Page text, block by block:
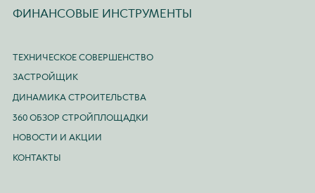
ФИНАНСОВЫЕ ИНСТРУМЕНТЫ
ТЕХНИЧЕСКОЕ СОВЕРШЕНСТВО
ЗАСТРОЙЩИК
ДИНАМИКА СТРОИТЕЛЬСТВА
360 ОБЗОР СТРОЙПЛОЩАДКИ
НОВОСТИ И АКЦИИ
КОНТАКТЫ